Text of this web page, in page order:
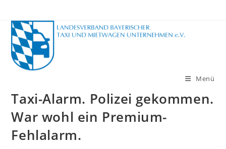
Inhalt
springen
Menü
Taxi-Alarm. Polizei gekommen.
War wohl ein Premium-
Fehlalarm.